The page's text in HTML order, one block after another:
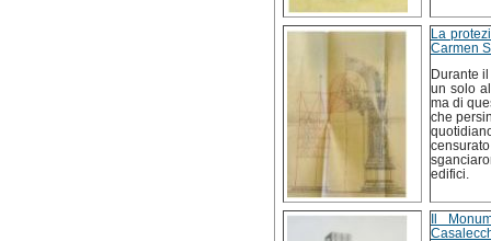
La
Carmen
Durante
un solo
ma di
che
edifici.
Il